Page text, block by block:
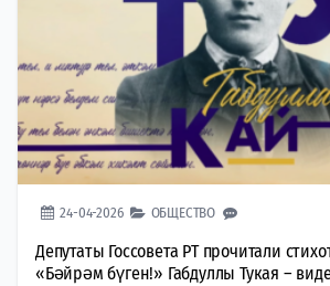
24-04-2026 ОБЩЕСТВО
Депутаты Госсовета РТ прочитали
«Бәйрәм бүген!» Габдуллы Тукая –